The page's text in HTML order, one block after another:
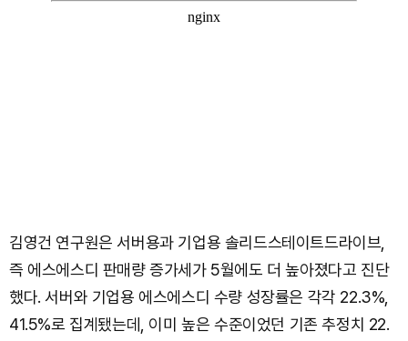
김영건 연구원은 서버용과 기업용 솔리드스테이트드라이브,
즉 에스에스디 판매량 증가세가 5월에도 더 높아졌다고 진단
했다. 서버와 기업용 에스에스디 수량 성장률은 각각 22.3%,
41.5%로 집계됐는데, 이미 높은 수준이었던 기존 추정치 22.